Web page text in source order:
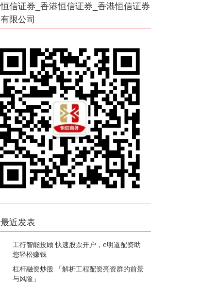
恒信证券_香港恒信证券_香港恒信证券
有限公司
最近发表
工行智能投顾 快速股票开户，e明道配资助
您轻松赚钱
杠杆融资炒股 「解析工程配资亮资群的前景
与风险」